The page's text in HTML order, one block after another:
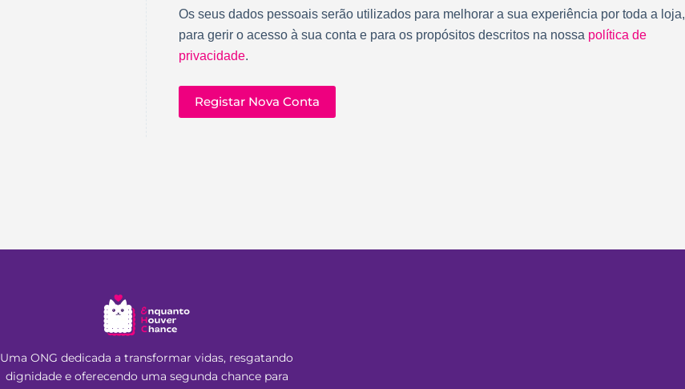
Os seus dados pessoais serão utilizados para melhorar a sua experiência por toda a loja,
para gerir o acesso à sua conta e para os propósitos descritos na nossa política de
privacidade.
Registar Nova Conta
Uma ONG dedicada a transformar vidas, resgatando
dignidade e oferecendo uma segunda chance para